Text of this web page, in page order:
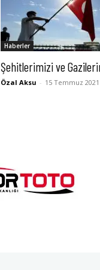
Haberler
Şehitlerimizi ve
Özal Aksu - 15 Temmuz 2021